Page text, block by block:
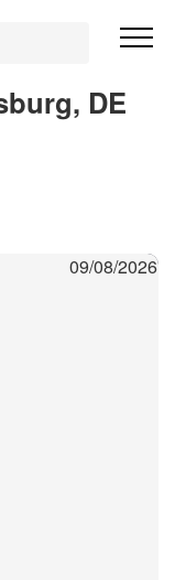
DE
09/08/2026